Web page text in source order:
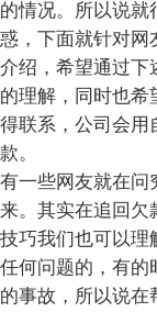
的情况。所以说就
惑，下面就针对网
介绍，希望通过下
的理解，同时也希
得联系，公司会用
款。
有一些网友就在问
来。其实在追回欠
技巧我们也可以理
任何问题的，有的
的事故，所以说在